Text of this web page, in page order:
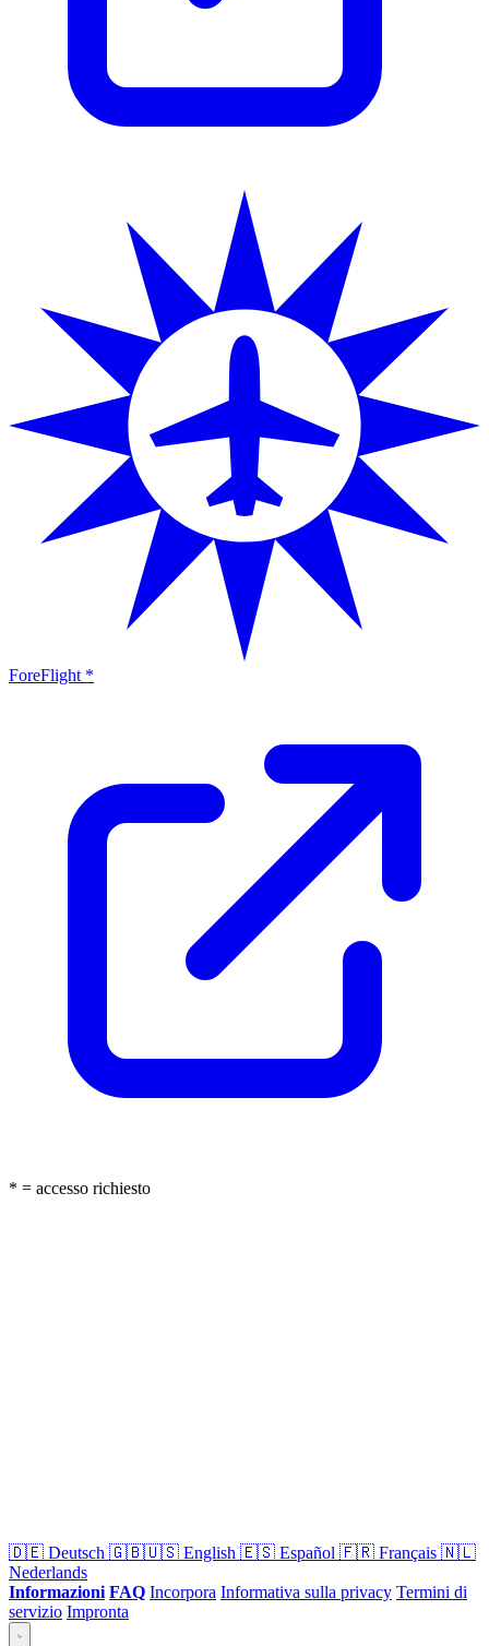
ForeFlight *
* = accesso richiesto
🇩🇪 Deutsch 🇬🇧🇺🇸 English 🇪🇸 Español 🇫🇷 Français 🇳🇱
Nederlands
Informazioni FAQ Incorpora Informativa sulla privacy Termini di
servizio Impronta